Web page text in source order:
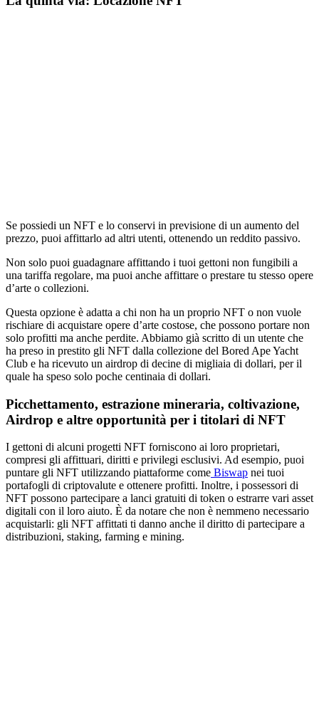
Se possiedi un NFT e lo conservi in previsione di un aumento del
prezzo, puoi affittarlo ad altri utenti, ottenendo un reddito passivo.
Non solo puoi guadagnare affittando i tuoi gettoni non fungibili a
una tariffa regolare, ma puoi anche affittare o prestare tu stesso opere
d’arte o collezioni.
Questa opzione è adatta a chi non ha un proprio NFT o non vuole
rischiare di acquistare opere d’arte costose, che possono portare non
solo profitti ma anche perdite. Abbiamo già scritto di un utente che
ha preso in prestito gli NFT dalla collezione del Bored Ape Yacht
Club e ha ricevuto un airdrop di decine di migliaia di dollari, per il
quale ha speso solo poche centinaia di dollari.
Picchettamento, estrazione mineraria, coltivazione,
Airdrop e altre opportunità per i titolari di NFT
I gettoni di alcuni progetti NFT forniscono ai loro proprietari,
compresi gli affittuari, diritti e privilegi esclusivi. Ad esempio, puoi
puntare gli NFT utilizzando piattaforme come Biswap nei tuoi
portafogli di criptovalute e ottenere profitti. Inoltre, i possessori di
NFT possono partecipare a lanci gratuiti di token o estrarre vari asset
digitali con il loro aiuto. È da notare che non è nemmeno necessario
acquistarli: gli NFT affittati ti danno anche il diritto di partecipare a
distribuzioni, staking, farming e mining.